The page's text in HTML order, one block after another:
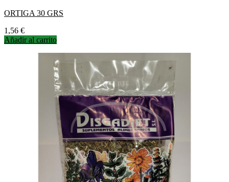
ORTIGA 30 GRS
Precio
1,56 €
Añadir al carrito